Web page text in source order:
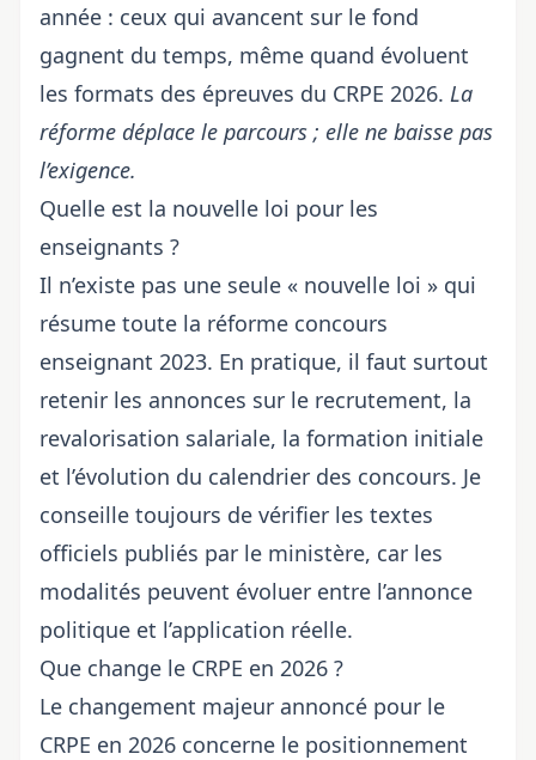
année : ceux qui avancent sur le fond
gagnent du temps, même quand évoluent
les formats des épreuves du CRPE 2026. La
réforme déplace le parcours ; elle ne baisse pas
l’exigence.
Quelle est la nouvelle loi pour les
enseignants ?
Il n’existe pas une seule « nouvelle loi » qui
résume toute la réforme concours
enseignant 2023. En pratique, il faut surtout
retenir les annonces sur le recrutement, la
revalorisation salariale, la formation initiale
et l’évolution du calendrier des concours. Je
conseille toujours de vérifier les textes
officiels publiés par le ministère, car les
modalités peuvent évoluer entre l’annonce
politique et l’application réelle.
Que change le CRPE en 2026 ?
Le changement majeur annoncé pour le
CRPE en 2026 concerne le positionnement